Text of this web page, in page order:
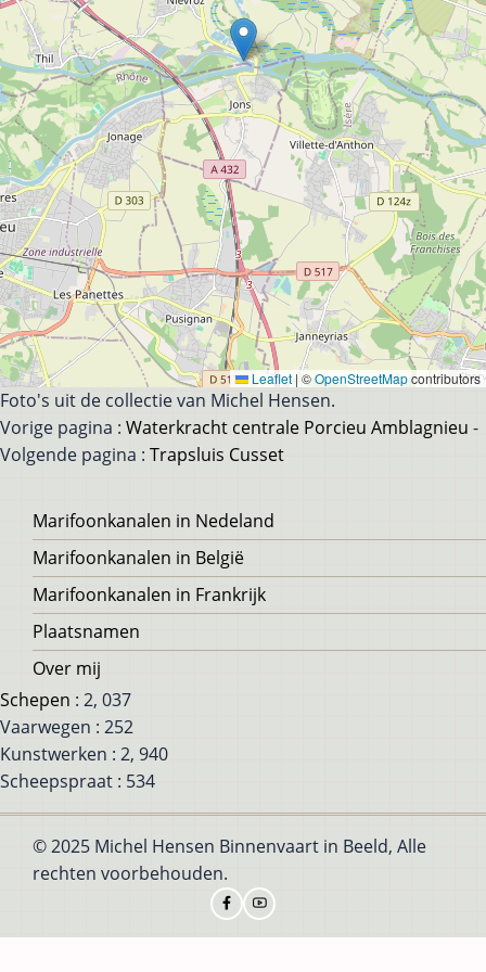
Leaflet | ©OpenStreetMapcontributors
Foto's uit de collectie van Michel Hensen.
Vorige pagina : Waterkracht centrale Porcieu Amblagnieu -
Volgende pagina : Trapsluis Cusset
Voet
Marifoonkanalen in Nedeland
Marifoonkanalen in België
Marifoonkanalen in Frankrijk
Plaatsnamen
Over mij
Schepen : 2, 037
Vaarwegen : 252
Kunstwerken : 2, 940
Scheepspraat : 534
© 2025 Michel Hensen Binnenvaart in Beeld, Alle
rechten voorbehouden.